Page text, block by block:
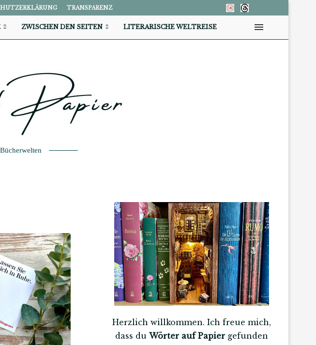
TRANSPARENZ
ZWISCHEN DEN SEITEN LITERARISCHE WELTREISE
Herzlich willkommen. Ich freue mich,
dass du Wörter auf Papiergefunden